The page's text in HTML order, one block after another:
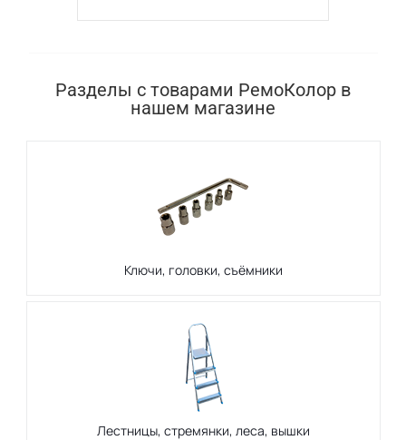
Разделы с товарами РемоКолор в
нашем магазине
Ключи, головки, съёмники
Лестницы, стремянки, леса, вышки